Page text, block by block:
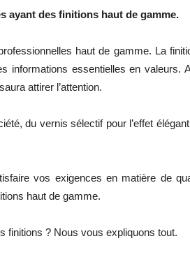
ayant des finitions haut de gamme.
haut de gamme. La
informations essentielles en valeurs.
attirer l’attention.
du vernis sélectif pour l’effet
vos exigences en matière de
haut de gamme.
finitions ? Nous vous expliquons tout.